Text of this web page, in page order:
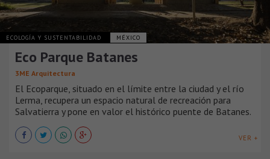
ECOLOGÍA Y SUSTENTABILIDAD MÉXICO
Eco Parque Batanes
3ME Arquitectura
El Ecoparque, situado en el límite entre la ciudad y el río
Lerma, recupera un espacio natural de recreación para
Salvatierra y pone en valor el histórico puente de Batanes.
VER +